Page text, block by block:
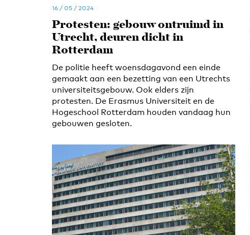
16 / 05 / 2024
Protesten: gebouw ontruimd in
Utrecht, deuren dicht in
Rotterdam
De politie heeft woensdagavond een einde
gemaakt aan een bezetting van een Utrechts
universiteitsgebouw. Ook elders zijn
protesten. De Erasmus Universiteit en de
Hogeschool Rotterdam houden vandaag hun
gebouwen gesloten.